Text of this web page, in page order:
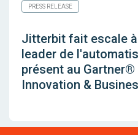
PRESS RELEASE
Jitterbit fait escale
leader de
présent au
Innovation &